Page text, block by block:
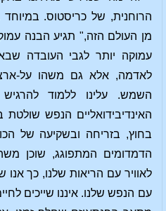
הרוחנית, של כריסטוס.
מן העולם הזה," תגיע הבנה
עמוקה יותר לגבי העובדה
לאדמה, אלא גם משהו על-
השמש. עלינו ללמוד
האינדיבידואליים הנפש
בחוץ, בזריחה ובשקיעה של
הדמדומים המתפוגג, שוכן
לאוויר עם הריאות שלנו, כך אנו
עם הנפש שלנו. איננו שייכים